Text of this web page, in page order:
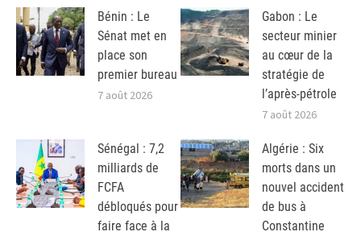
Bénin : Le
Sénat met en
place son
premier bureau
7 août 2026
Gabon : Le
secteur minier
au cœur de la
stratégie de
l’après-pétrole
7 août 2026
Sénégal : 7,2
milliards de
FCFA
débloqués pour
faire face à la
Algérie : Six
morts dans un
nouvel accident
de bus à
Constantine